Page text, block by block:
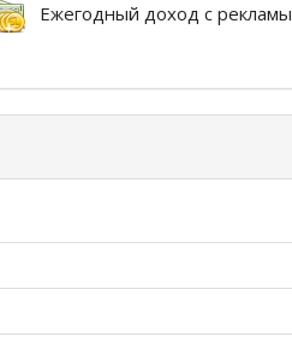
Ежегодный доход с рекламы